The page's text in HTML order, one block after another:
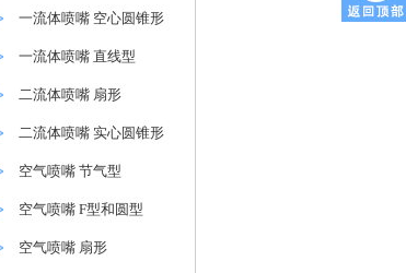
一流体喷嘴 空心圆锥形
一流体喷嘴 直线型
二流体喷嘴 扇形
二流体喷嘴 实心圆锥形
空气喷嘴 节气型
空气喷嘴 F型和圆型
空气喷嘴 扇形